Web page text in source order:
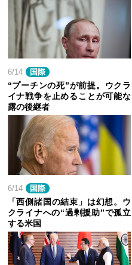
6/14 国際
“プーチンの死”が前提。ウクラ
イナ戦争を止めることが可能な
露の後継者
6/14 国際
「西側諸国の結束」は幻想。ウ
クライナへの“過剰援助”で孤立
する米国